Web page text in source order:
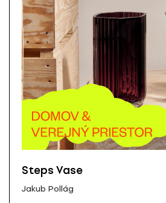
Steps Vase
Jakub Pollág